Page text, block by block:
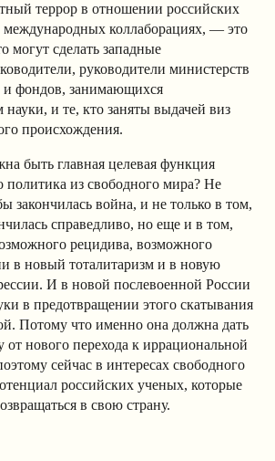
террор в отношении российских
международных коллаборациях, — это
могут сделать западные
руководители министерств
и фондов, занимающихся
и те, кто заняты выдачей виз
происхождения.
быть главная целевая функция
политика из свободного мира? Не
закончилась война, и не только в том,
справедливо, но еще и в том,
рецидива, возможного
в новый тоталитаризм и в новую
И в новой послевоенной России
в предотвращении этого скатывания
Потому что именно она должна дать
от нового перехода к иррациональной
сейчас в интересах свободного
российских ученых, которые
в свою страну.